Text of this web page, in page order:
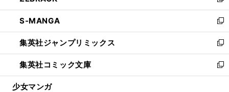
開
く
ウ
で
開
く
ン
ド
ウ
で
開
く
ウ
ィ
ン
ド
ウ
で
開
し
い
ウ
ィ
ン
ド
ウ
S-MANGA
新
し
い
ウ
ィ
ン
集英社ジャンプリミックス
新
し
い
ウ
集英社コミック文庫
新
し
少女マンガ